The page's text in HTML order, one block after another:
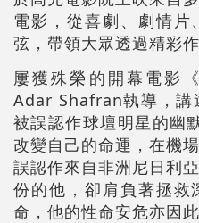
電影，從喜劇、劇情片
弦，帶領大眾透過精彩
屢獲殊榮的開幕電影
Adar Shafran執導，講
被誤認作球壇明星的幽
改變自己的命運，在機
誤認作來自非洲尼日利
份的他，卻肩負著拯救
命，他的性命安危亦因